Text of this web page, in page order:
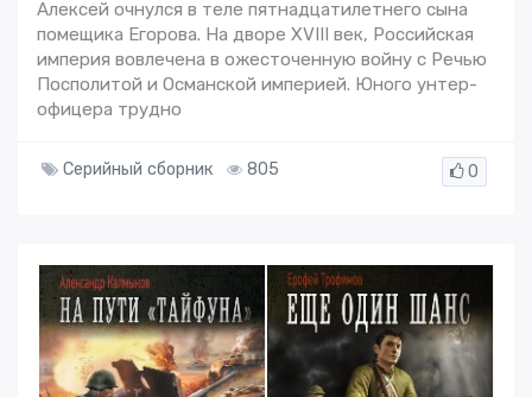
Алексей очнулся в теле пятнадцатилетнего сына
помещика Егорова. На дворе XVIII век, Российская
империя вовлечена в ожесточенную войну с Речью
Посполитой и Османской империей. Юного унтер-
офицера трудно
Серийный сборник 805 0